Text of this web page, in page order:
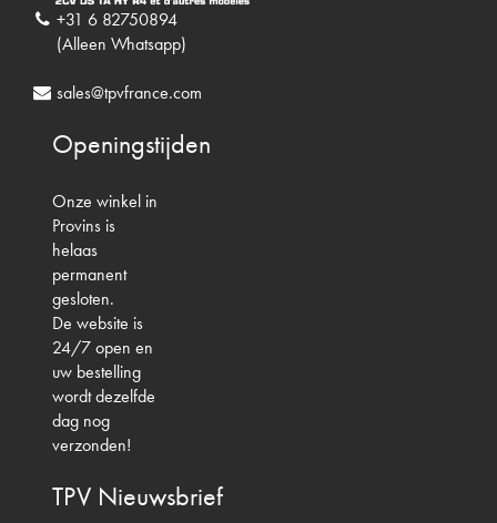
+31 6 82750894
(Alleen Whatsapp)
sales@tpvfrance.com
Openingstijden
Onze winkel in
Provins is
helaas
permanent
gesloten.
De website is
24/7 open en
uw bestelling
wordt dezelfde
dag nog
verzonden!
TPV Nieuwsbrief